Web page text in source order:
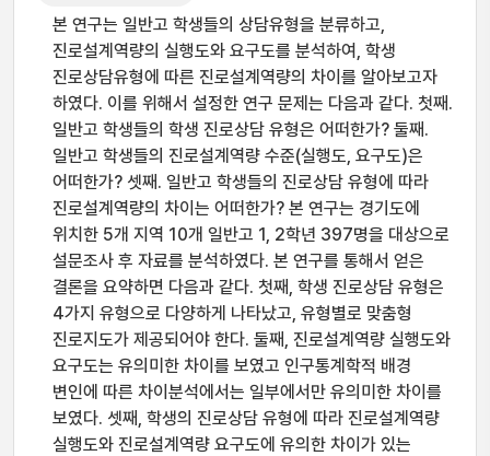
본 연구는 일반고 학생들의 상담유형을 분류하고,
진로설계역량의 실행도와 요구도를 분석하여, 학생
진로상담유형에 따른 진로설계역량의 차이를 알아보고자
하였다. 이를 위해서 설정한 연구 문제는 다음과 같다. 첫째.
일반고 학생들의 학생 진로상담 유형은 어떠한가? 둘째.
일반고 학생들의 진로설계역량 수준(실행도, 요구도)은
어떠한가? 셋째. 일반고 학생들의 진로상담 유형에 따라
진로설계역량의 차이는 어떠한가? 본 연구는 경기도에
위치한 5개 지역 10개 일반고 1, 2학년 397명을 대상으로
설문조사 후 자료를 분석하였다. 본 연구를 통해서 얻은
결론을 요약하면 다음과 같다. 첫째, 학생 진로상담 유형은
4가지 유형으로 다양하게 나타났고, 유형별로 맞춤형
진로지도가 제공되어야 한다. 둘째, 진로설계역량 실행도와
요구도는 유의미한 차이를 보였고 인구통계학적 배경
변인에 따른 차이분석에서는 일부에서만 유의미한 차이를
보였다. 셋째, 학생의 진로상담 유형에 따라 진로설계역량
실행도와 진로설계역량 요구도에 유의한 차이가 있는